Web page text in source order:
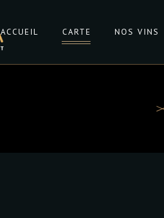
ACCUEIL CARTE NOS VINS